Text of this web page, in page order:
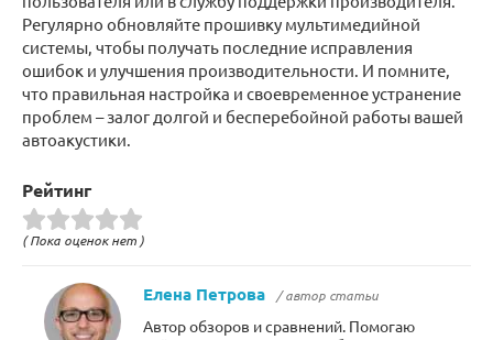
Регулярно обновляйте прошивку мультимедийной
системы, чтобы получать последние исправления
ошибок и улучшения производительности. И помните,
что правильная настройка и своевременное устранение
проблем – залог долгой и бесперебойной работы вашей
автоакустики.
Рейтинг
( Пока оценок нет )
Елена Петрова / автор статьи
Автор обзоров и сравнений. Помогаю